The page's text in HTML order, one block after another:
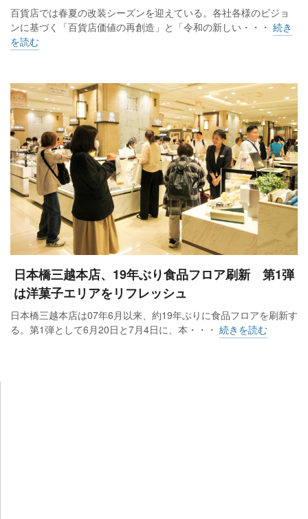
百貨店では春夏の改装シーズンを迎えている。各社各様のビジョ
ンに基づく「百貨店価値の再創造」と「令和の新しい・・・ 続き
を読む
日本橋三越本店、19年ぶり食品フロア刷新 第1弾
は洋菓子エリアをリフレッシュ
日本橋三越本店は07年6月以来、約19年ぶりに食品フロアを刷新す
る。第1弾として6月20日と7月4日に、本・・・ 続きを読む